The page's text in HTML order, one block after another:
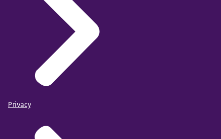
Privacy